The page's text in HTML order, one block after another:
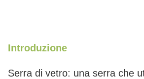
Introduzione
Serra di vetro: una serra che